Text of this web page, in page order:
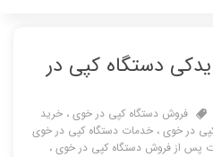
دستگاه کپی در
فروش دستگاه کپی در خوی ، خرید
در خوی ، خدمات دستگاه کپی در خوی
پس از فروش دستگاه کپی در خوی ،